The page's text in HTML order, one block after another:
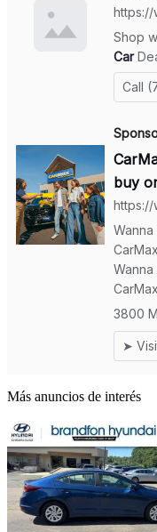
Más anuncios de interés